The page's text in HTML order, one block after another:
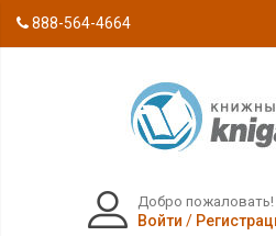
888-564-4664
Добро пожаловать!
Войти /